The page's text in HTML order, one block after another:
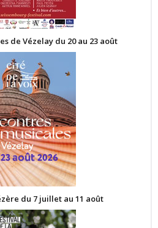
de Vézelay du 20 au 23 août
du 7 juillet au 11 août